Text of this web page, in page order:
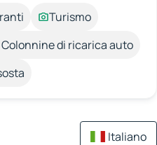
Turismo
Colonnine di ricarica auto
Italiano